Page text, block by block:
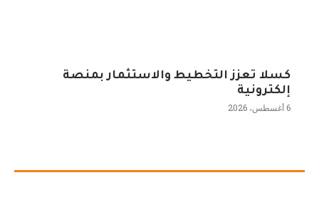
كسلا تعزز التخطيط والاستثمار بمنصة
إلكترونية
6 أغسطس، 2026